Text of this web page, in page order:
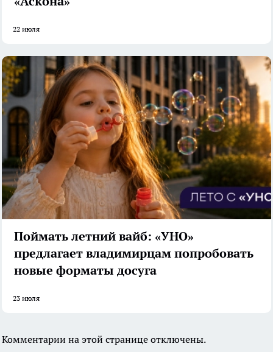
22 июля
Поймать летний вайб: «УНО»
предлагает владимирцам попробовать
новые форматы досуга
23 июля
Комментарии на этой странице отключены.